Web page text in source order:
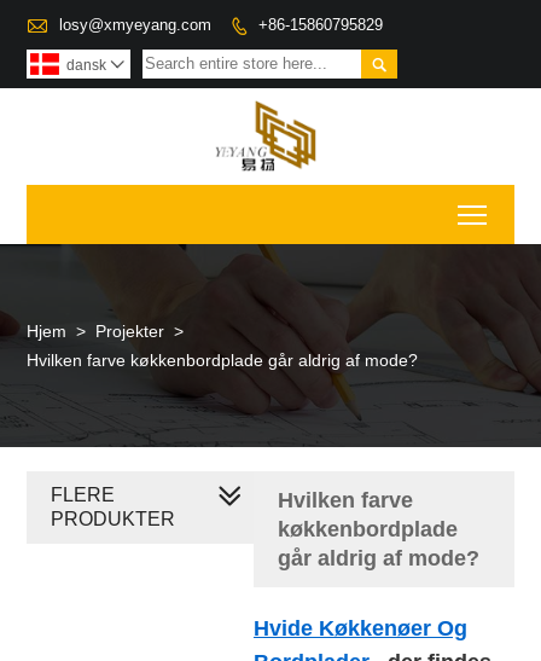
 losy@xmyeyang.com  +86-15860795829

dansk 
Hjem > Projekter >
Hvilken farve køkkenbordplade går aldrig af mode?
Hvilken farve
køkkenbordplade
går aldrig af mode?
Hvide Køkkenøer Og
FLERE
PRODUKTER